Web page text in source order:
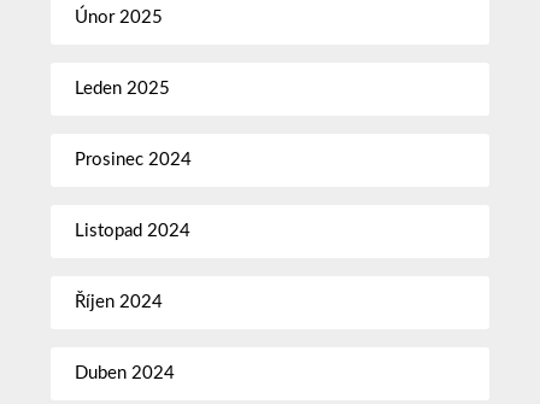
Únor 2025
Leden 2025
Prosinec 2024
Listopad 2024
Říjen 2024
Duben 2024